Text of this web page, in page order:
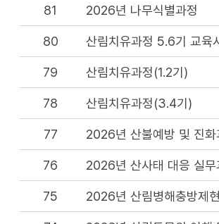
81 2026년 나무식별과정
80 산림치유과정 5.6기 교육
79 산림치유과정(1.2기)
78 산림치유과정(3.4기)
77 2026년 산불예방 및 진화
76 2026년 산사태 대응 실무
75 2026년 산림병해충방제